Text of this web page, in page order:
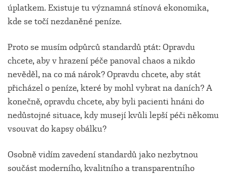
úplatkem. Existuje tu významná stínová ekonomika,
kde se točí nezdaněné peníze.
Proto se musím odpůrců standardů ptát: Opravdu
chcete, aby v hrazení péče panoval chaos a nikdo
nevěděl, na co má nárok? Opravdu chcete, aby stát
přicházel o peníze, které by mohl vybrat na daních? A
konečně, opravdu chcete, aby byli pacienti hnáni do
nedůstojné situace, kdy musejí kvůli lepší péči někomu
vsouvat do kapsy obálku?
Osobně vidím zavedení standardů jako nezbytnou
součást moderního, kvalitního a transparentního